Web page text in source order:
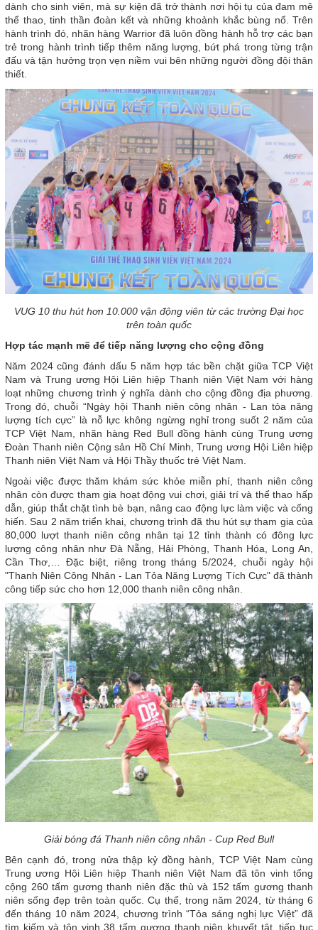
dành cho sinh viên, mà sự kiện đã trở thành nơi hội tụ của đam mê
thể thao, tinh thần đoàn kết và những khoảnh khắc bùng nổ. Trên
hành trình đó, nhãn hàng Warrior đã luôn đồng hành hỗ trợ các bạn
trẻ trong hành trình tiếp thêm năng lượng, bứt phá trong từng trận
đấu và tận hưởng trọn vẹn niềm vui bên những người đồng đội thân
thiết.
VUG 10 thu hút hơn 10.000 vận động viên từ các trường Đại học
trên toàn quốc
Hợp tác mạnh mẽ để tiếp năng lượng cho cộng đồng
Năm 2024 cũng đánh dấu 5 năm hợp tác bền chặt giữa TCP Việt
Nam và Trung ương Hội Liên hiệp Thanh niên Việt Nam với hàng
loạt những chương trình ý nghĩa dành cho cộng đồng địa phương.
Trong đó, chuỗi “Ngày hội Thanh niên công nhân - Lan tỏa năng
lượng tích cực” là nỗ lực không ngừng nghỉ trong suốt 2 năm của
TCP Việt Nam, nhãn hàng Red Bull đồng hành cùng Trung ương
Đoàn Thanh niên Cộng sản Hồ Chí Minh, Trung ương Hội Liên hiệp
Thanh niên Việt Nam và Hội Thầy thuốc trẻ Việt Nam.
Ngoài việc được thăm khám sức khỏe miễn phí, thanh niên công
nhân còn được tham gia hoạt động vui chơi, giải trí và thể thao hấp
dẫn, giúp thắt chặt tình bè bạn, nâng cao động lực làm việc và cống
hiến. Sau 2 năm triển khai, chương trình đã thu hút sự tham gia của
80,000 lượt thanh niên công nhân tại 12 tỉnh thành có đông lực
lượng công nhân như Đà Nẵng, Hải Phòng, Thanh Hóa, Long An,
Cần Thơ,… Đặc biệt, riêng trong tháng 5/2024, chuỗi ngày hội
"Thanh Niên Công Nhân - Lan Tỏa Năng Lượng Tích Cực" đã thành
công tiếp sức cho hơn 12,000 thanh niên công nhân.
Giải bóng đá Thanh niên công nhân - Cup Red Bull
Bên cạnh đó, trong nửa thập kỷ đồng hành, TCP Việt Nam cùng
Trung ương Hội Liên hiệp Thanh niên Việt Nam đã tôn vinh tổng
cộng 260 tấm gương thanh niên đặc thù và 152 tấm gương thanh
niên sống đẹp trên toàn quốc. Cụ thể, trong năm 2024, từ tháng 6
đến tháng 10 năm 2024, chương trình “Tỏa sáng nghị lực Việt” đã
tìm kiếm và tôn vinh 38 tấm gương thanh niên khuyết tật, tiếp tục